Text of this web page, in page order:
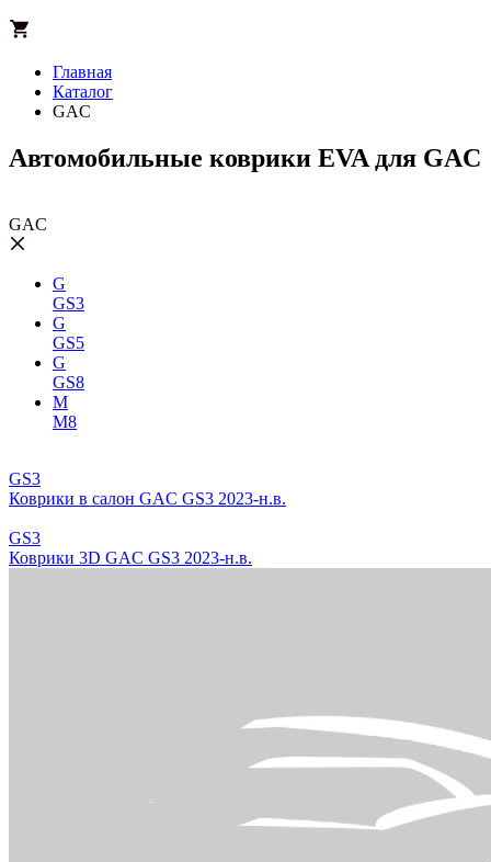
Главная
Каталог
GAC
Автомобильные коврики EVA для GAC
GAC
G
GS3
G
GS5
G
GS8
M
M8
GS3
Коврики в салон GAC GS3 2023-н.в.
GS3
Коврики 3D GAC GS3 2023-н.в.